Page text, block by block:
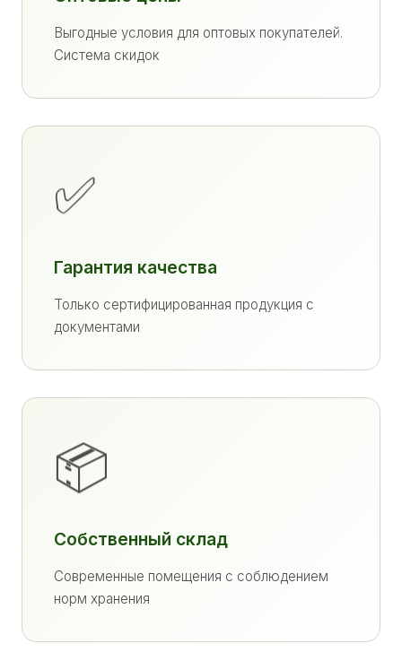
Выгодные условия для оптовых покупателей.
Система скидок
✅
Гарантия качества
Только сертифицированная продукция с
документами
📦
Собственный склад
Современные помещения с соблюдением
норм хранения